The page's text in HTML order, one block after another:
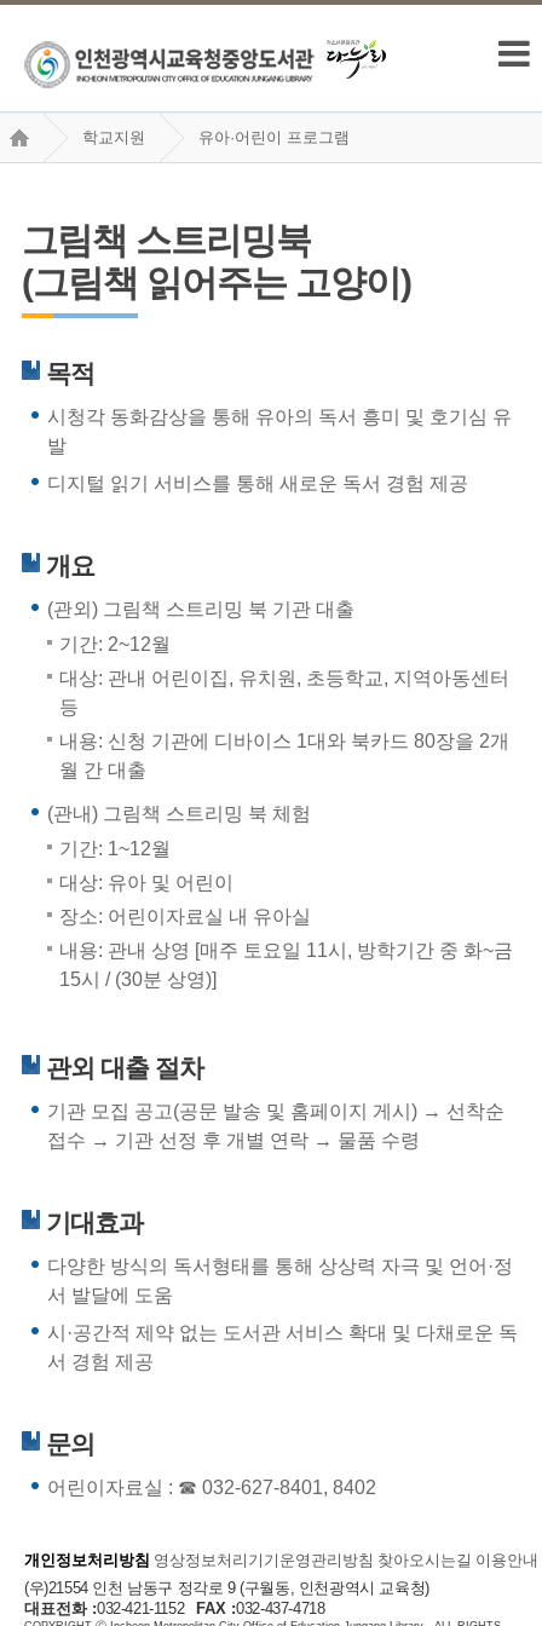
학교지원 유아·어린이 프로그램
(그림책 읽어주는 고양이)
그림책 스트리밍북
(그림책 읽어주는 고양이)
목적
시청각 동화감상을 통해 유아의 독서 흥미 및 호기심 유
발
디지털 읽기 서비스를 통해 새로운 독서 경험 제공
개요
(관외) 그림책 스트리밍 북 기관 대출
기간: 2~12월
대상: 관내 어린이집, 유치원, 초등학교, 지역아동센터
등
내용: 신청 기관에 디바이스 1대와 북카드 80장을 2개
월 간 대출
(관내) 그림책 스트리밍 북 체험
기간: 1~12월
대상: 유아 및 어린이
장소: 어린이자료실 내 유아실
내용: 관내 상영 [매주 토요일 11시, 방학기간 중 화~금
15시 / (30분 상영)]
관외 대출 절차
기관 모집 공고(공문 발송 및 홈페이지 게시) → 선착순
접수 → 기관 선정 후 개별 연락 → 물품 수령
기대효과
다양한 방식의 독서형태를 통해 상상력 자극 및 언어·정
서 발달에 도움
시·공간적 제약 없는 도서관 서비스 확대 및 다채로운 독
서 경험 제공
문의
어린이자료실 : ☎ 032-627-8401, 8402
개인정보처리방침 영상정보처리기기운영관리방침 찾아오시는길 이용안내
(우)21554 인천 남동구 정각로 9 (구월동, 인천광역시 교육청)
대표전화 :032-421-1152 FAX :032-437-4718